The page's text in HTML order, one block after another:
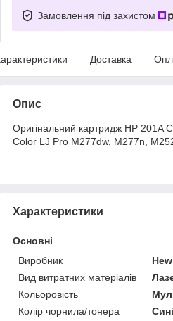
Замовлення під захистом
Доставка
Опис
Оригінальний картридж HP 201A
Color LJ Pro M277dw, M277n,
Характеристики
Основні
Виробник
Вид витратних матеріалів
Кольоровість
Колір чорнила/тонера